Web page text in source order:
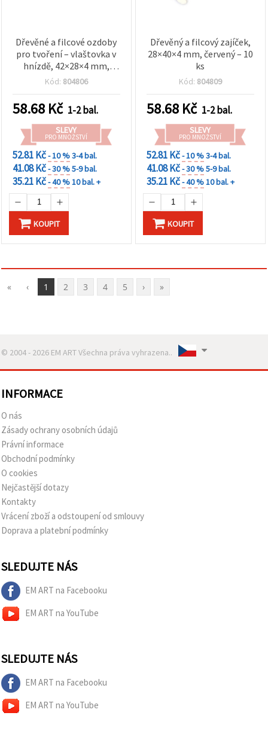
Dřevěné a filcové ozdoby
pro tvoření – vlaštovka v
hnízdě, 42×28×4 mm,
přírodní, 10 ks
Kód: 804806
58.68 Kč 1-2 bal.
SLEVY
PRO MNOŽSTVÍ
52.81 Kč- 10 %3-4 bal.
41.08 Kč- 30 %5-9 bal.
35.21 Kč- 40 %10 bal. +
KOUPIT
Dřevěný a filcový zajíček,
28×40×4 mm, červený – 10
ks
Kód: 804809
58.68 Kč 1-2 bal.
SLEVY
PRO MNOŽSTVÍ
52.81 Kč- 10 %3-4 bal.
41.08 Kč- 30 %5-9 bal.
35.21 Kč- 40 %10 bal. +
KOUPIT
« ‹ 1 2 3 4 5 › »
© 2004 - 2026 EM ART Všechna práva vyhrazena..
INFORMACE
O nás
Zásady ochrany osobních údajů
Právní informace
Obchodní podmínky
O cookies
Nejčastější dotazy
Kontakty
Vrácení zboží a odstoupení od smlouvy
Doprava a platební podmínky
SLEDUJTE NÁS
EM ART na Facebooku
EM ART na YouTube
SLEDUJTE NÁS
EM ART na Facebooku
EM ART na YouTube